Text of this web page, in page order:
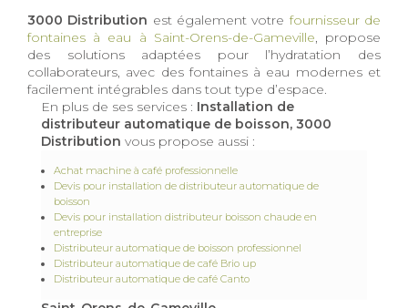
3000 Distribution est également votrefournisseur de
fontaines à eau à Saint-Orens-de-Gameville, propose
des solutions adaptées pour l’hydratation des
collaborateurs, avec des fontaines à eau modernes et
facilement intégrables dans tout type d’espace.
En plus de ses services : Installation de
distributeur automatique de boisson, 3000
Distribution vous propose aussi :
Achat machine à café professionnelle
Devis pour installation de distributeur automatique de
boisson
Devis pour installation distributeur boisson chaude en
entreprise
Distributeur automatique de boisson professionnel
Distributeur automatique de café Brio up
Distributeur automatique de café Canto